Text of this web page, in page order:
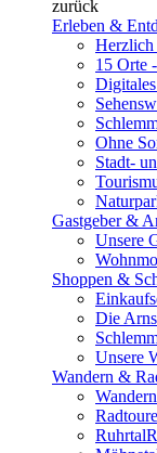
zurück
Erleben &
Herzlich
15 Orte
Ohne
Stadt-
Gastgeber &
Unsere
Shoppen &
Die
Unsere
Wandern &